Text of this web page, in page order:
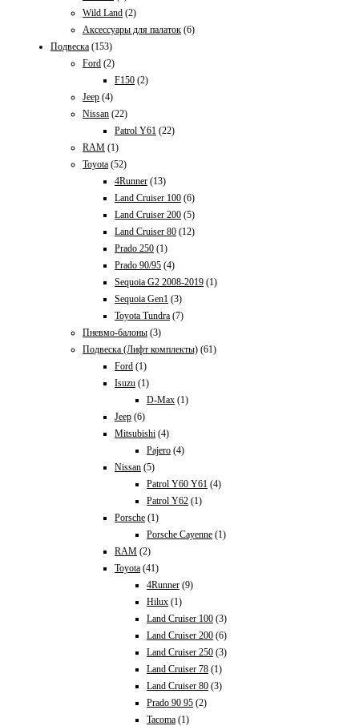
Wild Land (2)
Аксессуары для палаток (6)
Подвеска (153)
Ford (2)
F150 (2)
Jeep (4)
Nissan (22)
Patrol Y61 (22)
RAM (1)
Toyota (52)
4Runner (13)
Land Cruiser 100 (6)
Land Cruiser 200 (5)
Land Cruiser 80 (12)
Prado 250 (1)
Prado 90/95 (4)
Sequoia G2 2008-2019 (1)
Sequoia Gen1 (3)
Toyota Tundra (7)
Пневмо-балоны (3)
Подвеска (Лифт комплекты) (61)
Ford (1)
Isuzu (1)
D-Max (1)
Jeep (6)
Mitsubishi (4)
Pajero (4)
Nissan (5)
Patrol Y60 Y61 (4)
Patrol Y62 (1)
Porsche (1)
Porsche Cayenne (1)
RAM (2)
Toyota (41)
4Runner (9)
Hilux (1)
Land Cruiser 100 (3)
Land Cruiser 200 (6)
Land Cruiser 250 (3)
Land Cruiser 78 (1)
Land Cruiser 80 (3)
Prado 90 95 (2)
Tacoma (1)